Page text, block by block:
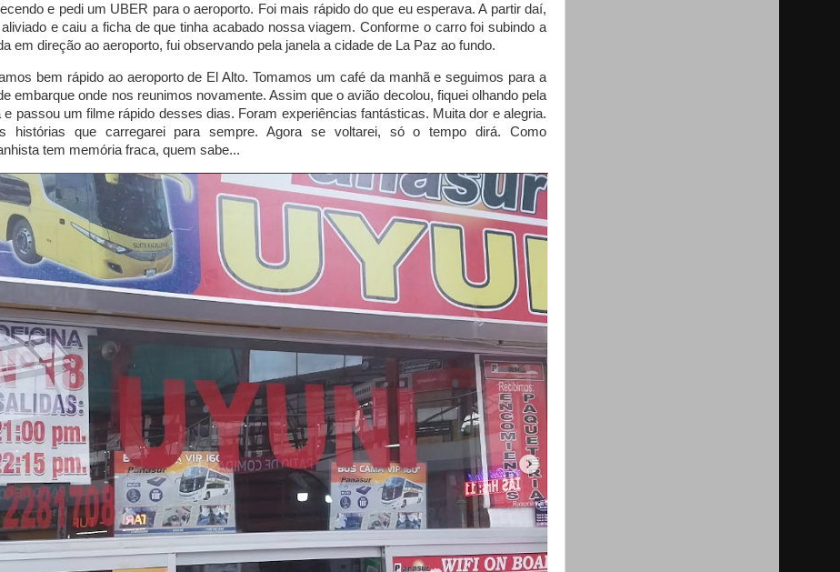
e pedi um UBER para o aeroporto. Foi mais rápido do que eu esperava. A partir daí,
e caiu a ficha de que tinha acabado nossa viagem. Conforme o carro foi subindo a
em direção ao aeroporto, fui observando pela janela a cidade de La Paz ao fundo.
bem rápido ao aeroporto de El Alto. Tomamos um café da manhã e seguimos para a
embarque onde nos reunimos novamente. Assim que o avião decolou, fiquei olhando pela
e passou um filme rápido desses dias. Foram experiências fantásticas. Muita dor e alegria.
histórias que carregarei para sempre. Agora se voltarei, só o tempo dirá. Como
tem memória fraca, quem sabe...